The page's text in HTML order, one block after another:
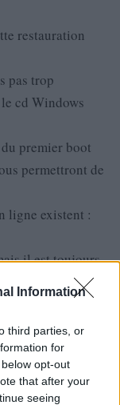
Information
third parties, or
for
opt-out
that after your
seeing
restauration
pas trop
le cd Windows
premier boot
permettront de
ligne existent :
il est toujours
CDs ! Vous
bien de la
l’étiquette
indiquée sur